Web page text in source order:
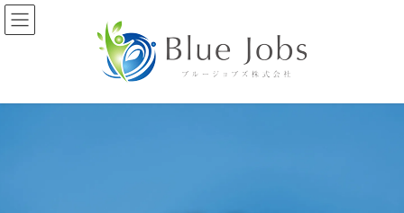
コ
ン
に
ナ
ビ
ョ